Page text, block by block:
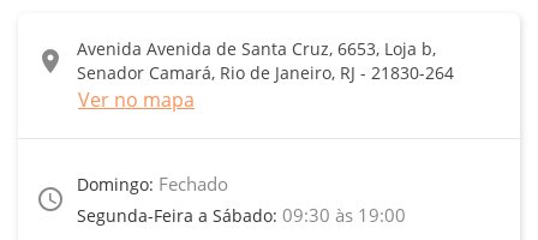
location_on
Avenida Avenida de Santa Cruz, 6653, Loja b,
Senador Camará, Rio de Janeiro, RJ - 21830-264
Ver no mapa
access_time
Domingo: Fechado
Segunda-Feira a Sábado: 09:30 às 19:00